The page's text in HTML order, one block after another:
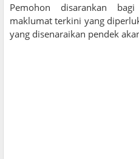
Pemohon disarankan
maklumat terkini yang
yang disenaraikan pendek